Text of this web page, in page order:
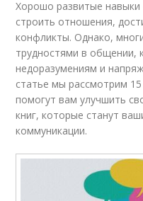
Хорошо развитые
строить отношения,
конфликты. Однако,
трудностями в общении,
недоразумениям и
статье мы рассмотрим
помогут вам улучшить
книг, которые станут
коммуникации.